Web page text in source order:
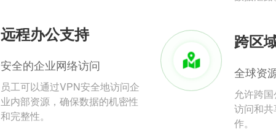
远程办公支持
安全的企业网络访问
员工可以通过VPN安全地访问企
业内部资源，确保数据的机密性
和完整性。
跨区
全球资
允许跨
访问和
作。